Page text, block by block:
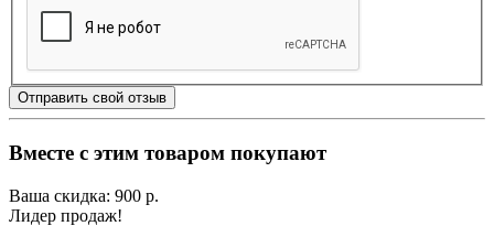
Отправить свой отзыв
Вместе с этим товаром покупают
Ваша скидка: 900 р.
Лидер продаж!